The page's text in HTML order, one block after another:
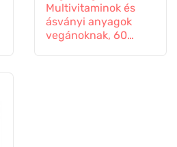
Multivitaminok és
ásványi anyagok
vegánoknak, 60